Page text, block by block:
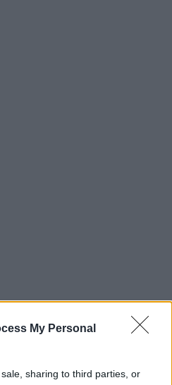
My Personal
sharing to third parties, or